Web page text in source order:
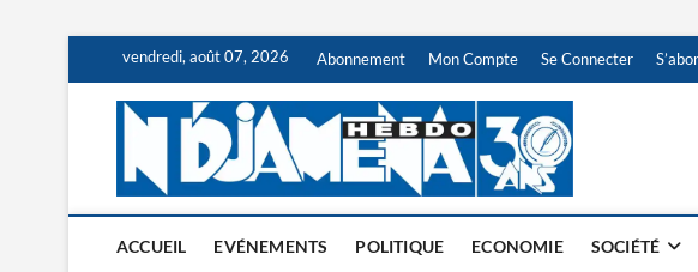
content
vendredi, août 07, 2026 Abonnement Mon Compte Se Connecter
ACCUEIL EVÉNEMENTS POLITIQUE ECONOMIE SOCIÉTÉ